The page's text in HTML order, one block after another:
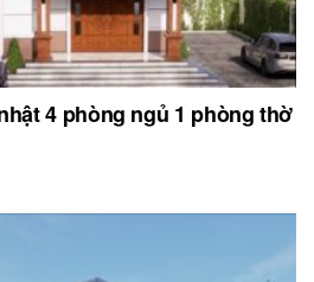
4 phòng ngủ 1 phòng thờ